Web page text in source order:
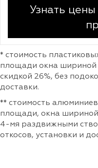
Узнать
* стоимость
площади окна шириной
скидкой 26%, без
доставки.
** стоимость
площади, окна
4-мя раздвижными
откосов, установки и